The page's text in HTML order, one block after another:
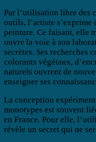
Par l’utilisation libre des
outils, l’artiste s’exprime
peinture. Ce faisant, elle
ouvre la voie à son
secrètes. Ses recherches
colorants végétaux,
naturels ouvrent de
enseigner ses
La conception
monotypes est souvent
en France. Pour elle,
révèle un secret qui ne